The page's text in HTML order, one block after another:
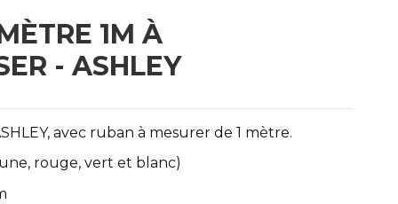
1M À
- ASHLEY
avec ruban à mesurer de 1 mètre.
rouge, vert et blanc)